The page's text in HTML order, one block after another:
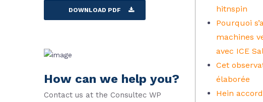
hitnspin
Pourquoi
machines
avec ICE
Cet
élaborée
Hein
DOWNLOAD PDF
How can we help you?
Contact us at the Consultec WP